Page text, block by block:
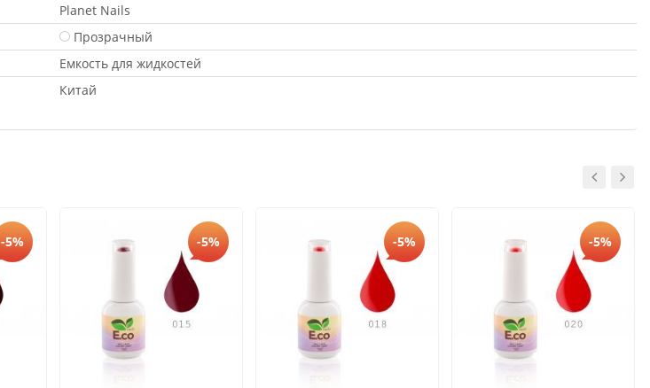
Planet Nails
Прозрачный
Емкость для жидкостей
Китай
-5% -5% -5% -5%